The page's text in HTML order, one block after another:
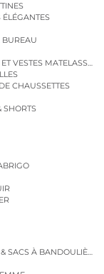
BUREAU
VESTES MATELASSÉES
CHAUSSETTES
SHORTS
SACS À BANDOULIÈRE